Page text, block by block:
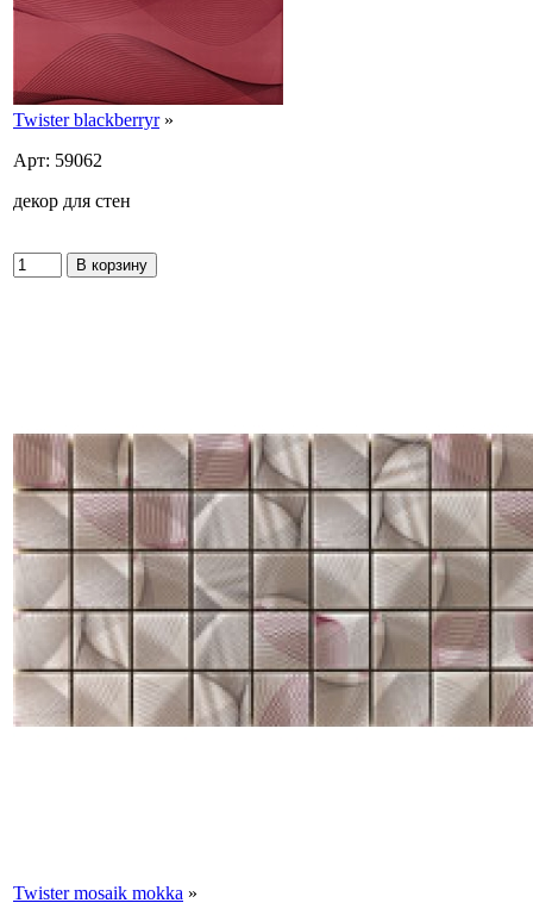
Twister blackberryr»
Арт: 59062
декор для стен
Twister mosaik mokka »